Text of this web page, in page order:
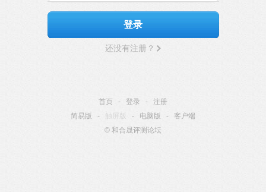
登录
还没有注册？
首页 - 登录 -
注册
简易版
- 触屏版 - 电脑版 -
客户端
© 和合晟评测论坛